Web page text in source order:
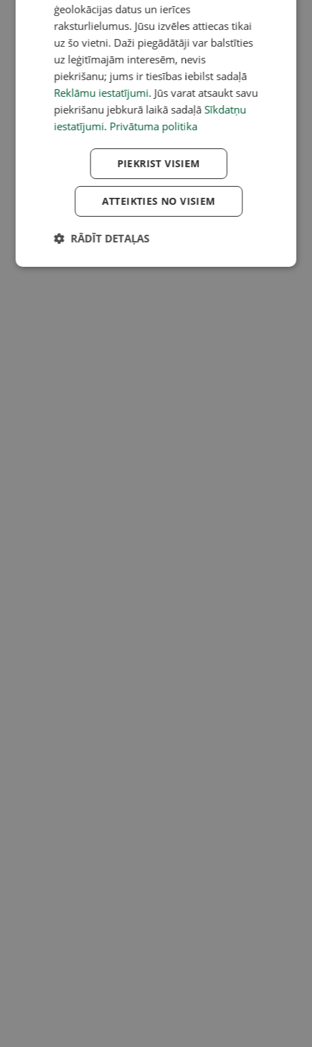
ģeolokācijas datus un ierīces
raksturlielumus. Jūsu izvēles attiecas tikai
uz šo vietni. Daži piegādātāji var balstīties
uz leģitīmajām interesēm, nevis
piekrišanu; jums ir tiesības iebilst sadaļā
Reklāmu iestatījumi. Jūs varat atsaukt savu
piekrišanu jebkurā laikā sadaļā Sīkdatņu
iestatījumi. Privātuma politika
PIEKRIST VISIEM
ATTEIKTIES NO VISIEM
RĀDĪT DETAĻAS